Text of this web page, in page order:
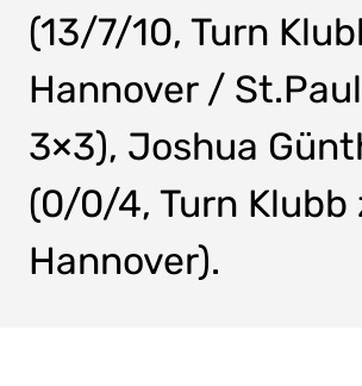
(13/7/10, Turn
Hannover /
3×3), Joshua
(0/0/4, Turn Klubb
Hannover).